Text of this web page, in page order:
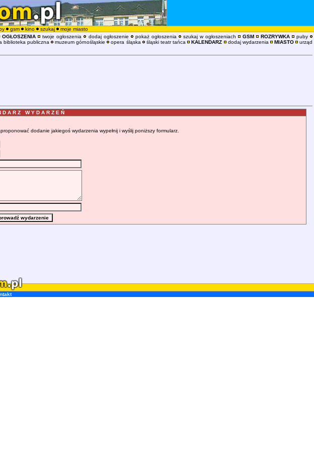
gsm kino szukaj
moje miasto
OGŁOSZENIA twoje ogłoszenia dodaj ogłoszenie pokaż ogłoszenia szukaj w ogłoszeniach GSM ROZRYWKA
puby
biblioteka publiczna muzeum górnośląskie opera śląska śląski teatr tańca KALENDARZ dodaj wydarzenia MIASTO
urząd
D A R Z W Y D A R Z E Ń
dodanie jakiegoś wydarzenia wypełnij i wyślij poniższy formularz.